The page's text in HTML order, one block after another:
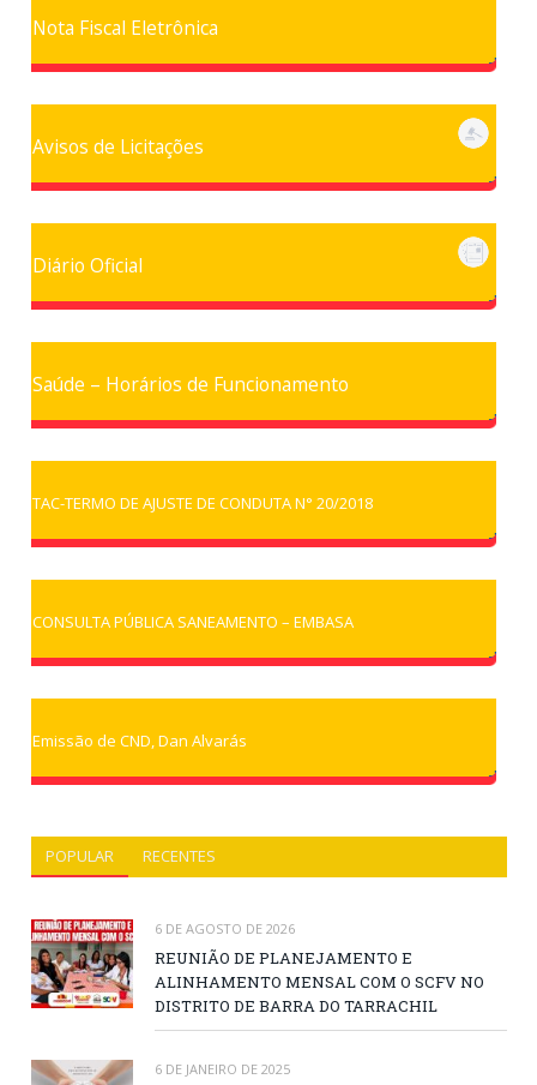
Nota Fiscal Eletrônica
Avisos de Licitações
Diário Oficial
Saúde – Horários de Funcionamento
TAC-TERMO DE AJUSTE DE CONDUTA N° 20/2018
CONSULTA PÚBLICA SANEAMENTO – EMBASA
Emissão de CND, Dan Alvarás
POPULAR RECENTES
6 DE AGOSTO DE 2026
REUNIÃO DE PLANEJAMENTO E
ALINHAMENTO MENSAL COM O SCFV NO
DISTRITO DE BARRA DO TARRACHIL
6 DE JANEIRO DE 2025